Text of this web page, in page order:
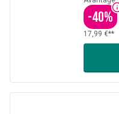
-40%
17,99 €**